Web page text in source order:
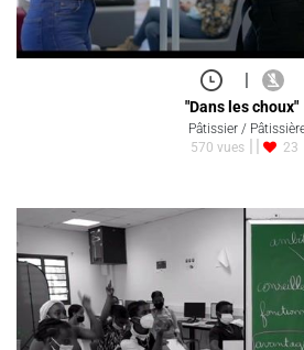
|
"Dans les choux"
Pâtissier /
570 vues
23